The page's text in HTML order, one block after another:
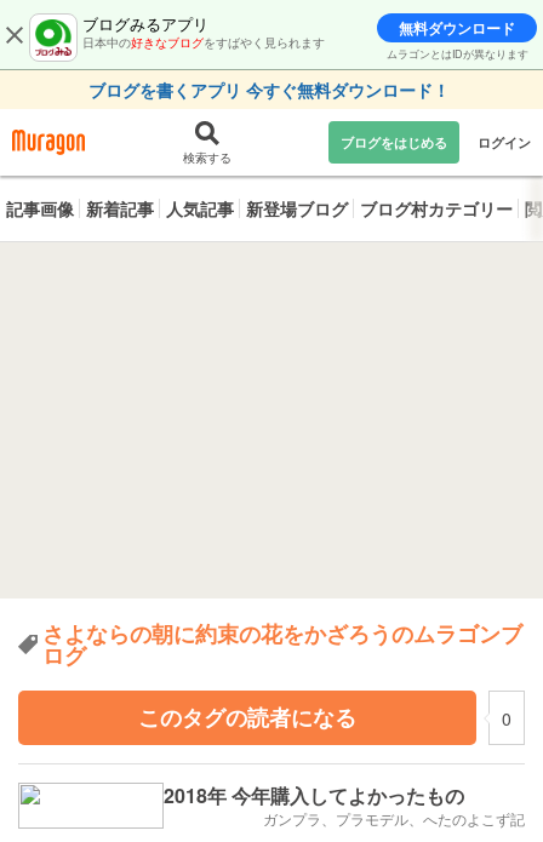
ブログみるアプリ
日本中の好きなブログをすばやく見られます
無料ダウンロード
ムラゴンとはIDが異なります
ブログを書くアプリ 今すぐ無料ダウンロード！
検索する
ブログをはじめる ログイン
記事画像 新着記事 人気記事 新登場ブログ ブログ村カテゴリー
さよならの朝に約束の花をかざろうのムラゴンブ
ログ
このタグの読者になる
0
2018年 今年購入してよかったもの
ガンプラ、プラモデル、へたのよこず記